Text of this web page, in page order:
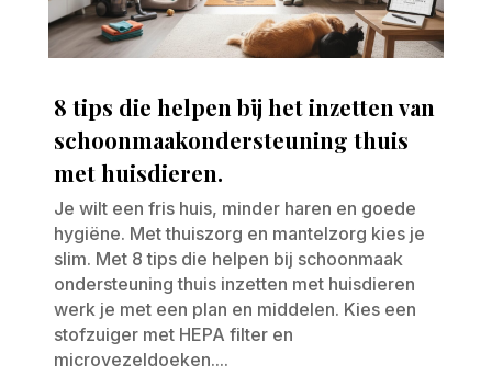
8 tips die helpen bij het inzetten van
schoonmaakondersteuning thuis
met huisdieren.
Je wilt een fris huis, minder haren en goede
hygiëne. Met thuiszorg en mantelzorg kies je
slim. Met 8 tips die helpen bij schoonmaak
ondersteuning thuis inzetten met huisdieren
werk je met een plan en middelen. Kies een
stofzuiger met HEPA filter en
microvezeldoeken....